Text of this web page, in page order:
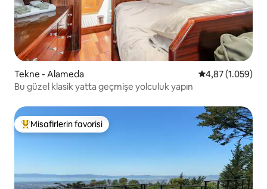
Tekne - Alameda 5 üzerinden
4,87 (1.059)
Bu güzel klasik yatta geçmişe yolculuk yapın
Misafirlerin favorilerinden en beğenilenler arasında
Misafirlerin favorisi